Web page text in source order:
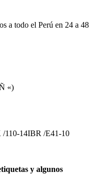
a todo el Perú en 24 a 48
«)
/110-14IBR /E41-10
y algunos